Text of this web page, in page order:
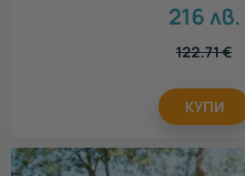
216лв.
122.71€
КУПИ